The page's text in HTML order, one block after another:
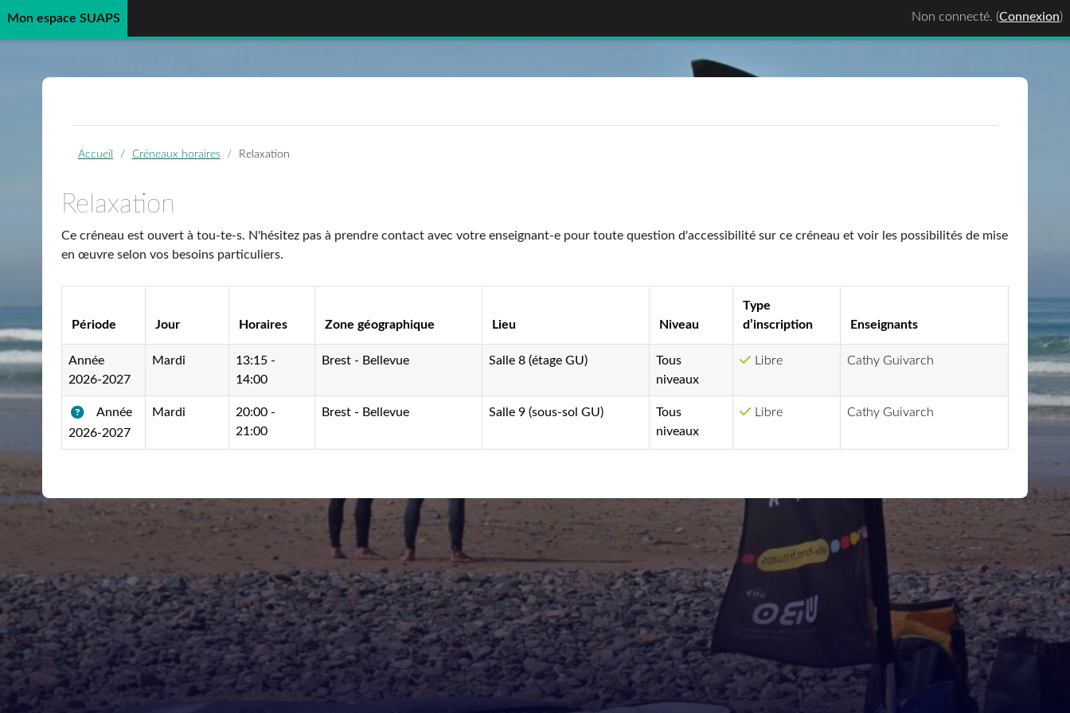
Mon espace SUAPS Non connecté. (Connexion)
Accueil Créneaux horaires Relaxation
Relaxation
Ce créneau est ouvert à tou-te-s. N'hésitez pas à prendre contact avec votre enseignant-e pour toute question d'accessibilité sur ce créneau et voir les possibilités de mise
en œuvre selon vos besoins particuliers.
Période Jour Horaires Zone géographique Lieu Niveau
Type
d’inscription
Enseignants
Année
2026-2027
Mardi
13:15 -
14:00
Brest - Bellevue Salle 8 (étage GU)
Tous
niveaux
Libre Cathy Guivarch
Année
2026-2027
Mardi
20:00 -
21:00
Brest - Bellevue Salle 9 (sous-sol GU)
Tous
niveaux
Libre Cathy Guivarch